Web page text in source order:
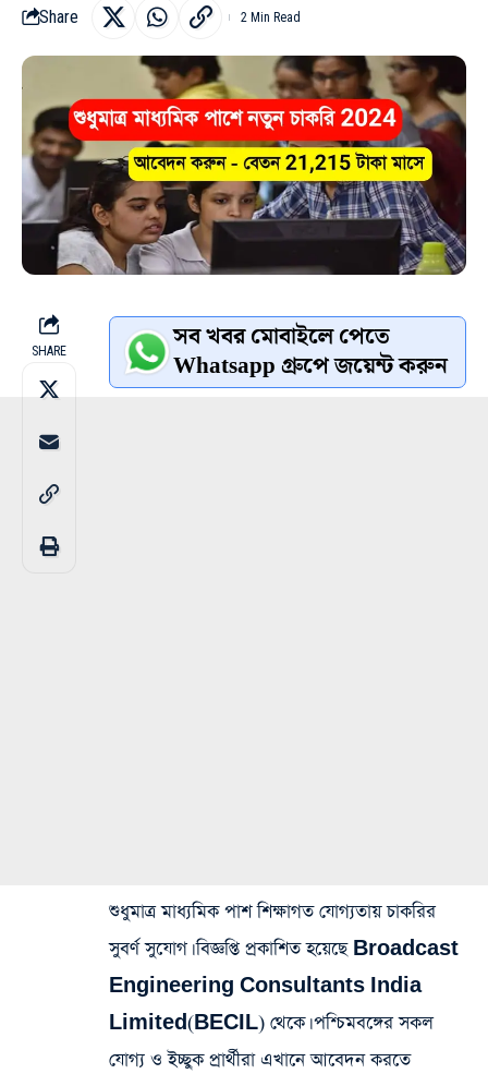
Share 2 Min Read
SHARE সব খবর মোবাইলে পেতে
Whatsapp গ্রুপে জয়েন্ট করুন
শুধুমাত্র মাধ্যমিক পাশ শিক্ষাগত যোগ্যতায় চাকরির
সুবর্ণ সুযোগ। বিজ্ঞপ্তি প্রকাশিত হয়েছে Broadcast
Engineering Consultants India
Limited(BECIL) থেকে। পশ্চিমবঙ্গের সকল
যোগ্য ও ইচ্ছুক প্রার্থীরা এখানে আবেদন করতে